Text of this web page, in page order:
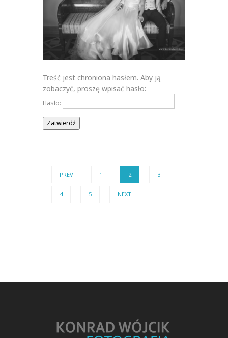
Treść jest chroniona hasłem. Aby ją
zobaczyć, proszę wpisać hasło:
Hasło:
PREV 1 2 3
4 5 NEXT